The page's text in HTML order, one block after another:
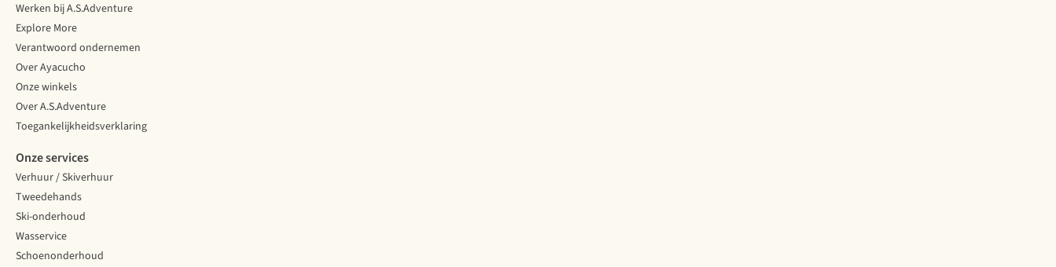
Werken bij A.S.Adventure
Explore More
Verantwoord ondernemen
Over Ayacucho
Onze winkels
Over A.S.Adventure
Toegankelijkheidsverklaring
Onze services
Verhuur / Skiverhuur
Tweedehands
Ski-onderhoud
Wasservice
Schoenonderhoud